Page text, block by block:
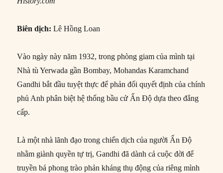
Biên dịch: Lê Hồng Loan
Vào ngày này năm 1932, trong phòng giam của mình tại
Nhà tù Yerwada gần Bombay, Mohandas Karamchand
Gandhi bắt đầu tuyệt thực để phản đối quyết định của chính
phủ Anh phân biệt hệ thống bầu cử Ấn Độ dựa theo đẳng
cấp.
Là một nhà lãnh đạo trong chiến dịch của người Ấn Độ
nhằm giành quyền tự trị, Gandhi đã dành cả cuộc đời để
truyền bá phong trào phản kháng thụ động của riêng mình